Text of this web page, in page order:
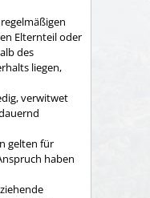
Elternteil oder
des
liegen,
verwitwet
gelten für
haben